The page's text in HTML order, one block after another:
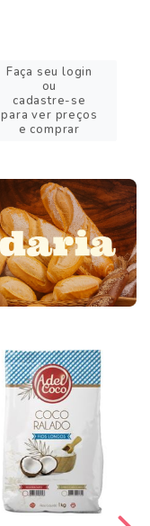
Faça seu login
ou
cadastre-se
para ver preços
e comprar